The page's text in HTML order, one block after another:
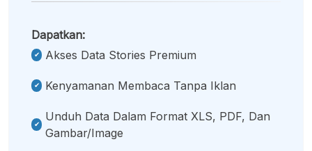
Dapatkan:
Akses Data Stories Premium
Kenyamanan Membaca Tanpa Iklan
Unduh Data Dalam Format XLS, PDF, Dan
Gambar/image